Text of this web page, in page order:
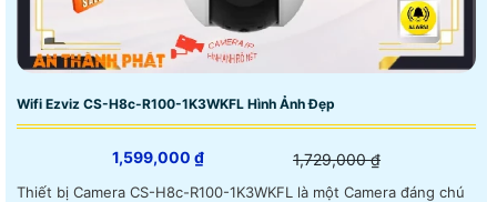
Wifi Ezviz CS-H8c-R100-1K3WKFL Hình Ảnh Đẹp
1,599,000 ₫ 1,729,000 ₫
Thiết bị Camera CS-H8c-R100-1K3WKFL là một Camera đáng chú